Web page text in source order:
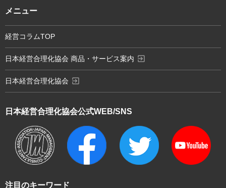
注目のキーワード
日本経営合理化協会公式WEB/SNS
メニュー
経営コラムTOP
日本経営合理化協会 商品・サービス案内 exit_to_app
日本経営合理化協会 exit_to_app